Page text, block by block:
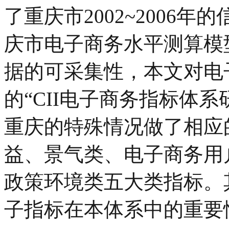
了重庆市2002~2006年
庆市电子商务水平测算
据的可采集性，本文对
的“CII电子商务指标体系
重庆的特殊情况做了相
益、景气类、电子商务
政策环境类五大类指标
子指标在本体系中的重